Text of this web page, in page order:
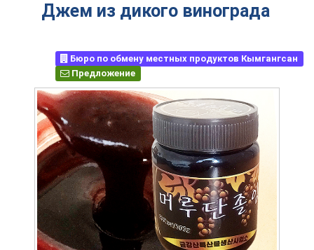
Джем из дикого винограда
Бюро по обмену местных продуктов Кымгангсан
Предложение